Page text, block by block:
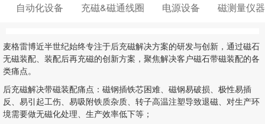
自动化设备 充磁&磁通线圈 电源设备 磁测量仪器
麦格雷博近半世纪始终专注于后充磁解决方案的研发与创新，通过磁石
无磁装配、装配后再充磁的创新方案，聚焦解决客户磁石带磁装配的各
类痛点。
后充磁解决带磁装配痛点：磁钢插铁芯困难、磁钢易破损、极性易插
反、易引起工伤、易吸附铁质杂质、转子高温注塑导致退磁、对生产环
境需要做无磁化处理、生产效率低下等；